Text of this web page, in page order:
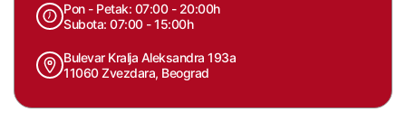
Pon - Petak: 07:00 - 20:00h
Subota: 07:00 - 15:00h
Bulevar Kralja Aleksandra 193a
11060 Zvezdara, Beograd